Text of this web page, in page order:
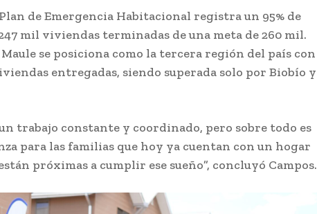
de Emergencia Habitacional registra un 95% de
mil viviendas terminadas de una meta de 260 mil.
se posiciona como la tercera región del país con
entregadas, siendo superada solo por Biobío y
trabajo constante y coordinado, pero sobre todo es
para las familias que hoy ya cuentan con un hogar
próximas a cumplir ese sueño”, concluyó Campos.